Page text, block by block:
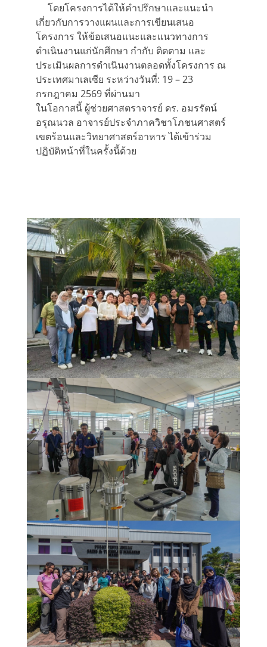
โดยโครงการได้ให้คำปรึกษาและแนะนำ
เกี่ยวกับการวางแผนและการเขียนเสนอ
โครงการ ให้ข้อเสนอแนะและแนวทางการ
ดำเนินงานแก่นักศึกษา กำกับ ติดตาม และ
ประเมินผลการดำเนินงานตลอดทั้งโครงการ ณ
ประเทศมาเลเซีย ระหว่างวันที่: 19 – 23
กรกฎาคม 2569 ที่ผ่านมา
ในโอกาสนี้ ผู้ช่วยศาสตราจารย์ ดร. อมรรัตน์
อรุณนวล อาจารย์ประจำภาควิชาโภชนศาสตร์
เขตร้อนและวิทยาศาสตร์อาหาร ได้เข้าร่วม
ปฏิบัติหน้าที่ในครั้งนี้ด้วย